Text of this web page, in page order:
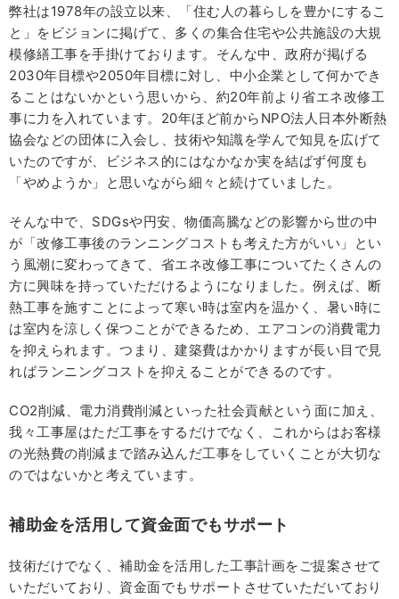
弊社は1978年の設立以来、「住む人の暮らしを豊かにするこ
と」をビジョンに掲げて、多くの集合住宅や公共施設の大規
模修繕工事を手掛けております。そんな中、政府が掲げる
2030年目標や2050年目標に対し、中小企業として何かでき
ることはないかという思いから、約20年前より省エネ改修工
事に力を入れています。20年ほど前からNPO法人日本外断熱
協会などの団体に入会し、技術や知識を学んで知見を広げて
いたのですが、ビジネス的にはなかなか実を結ばず何度も
「やめようか」と思いながら細々と続けていました。
そんな中で、SDGsや円安、物価高騰などの影響から世の中
が「改修工事後のランニングコストも考えた方がいい」とい
う風潮に変わってきて、省エネ改修工事についてたくさんの
方に興味を持っていただけるようになりました。例えば、断
熱工事を施すことによって寒い時は室内を温かく、暑い時に
は室内を涼しく保つことができるため、エアコンの消費電力
を抑えられます。つまり、建築費はかかりますが長い目で見
ればランニングコストを抑えることができるのです。
CO2削減、電力消費削減といった社会貢献という面に加え、
我々工事屋はただ工事をするだけでなく、これからはお客様
の光熱費の削減まで踏み込んだ工事をしていくことが大切な
のではないかと考えています。
補助金を活用して資金面でもサポート
技術だけでなく、補助金を活用した工事計画をご提案させて
いただいており、資金面でもサポートさせていただいており